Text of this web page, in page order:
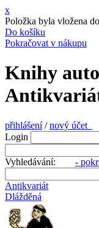
x
Položka byla vložena
Do košíku
Pokračovat v nákupu
Knihy
přihlášení/nový účet
Login
Vyhledávání: -
Antikvariát
Dlážděná